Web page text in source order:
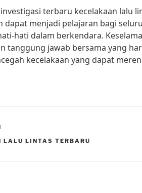
terbaru kecelakaan lalu
dapat menjadi pelajaran bagi
hati dalam berkendara.
tanggung jawab bersama yang
kecelakaan yang dapat
LALU LINTAS TERBARU